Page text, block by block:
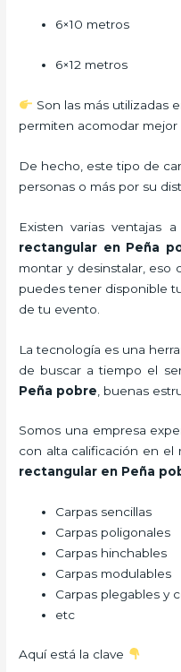
6×10 metros
6×12 metros
Son las más utilizadas
permiten acomodar mejor
De hecho, este tipo de
personas o más por su
Existen varias ventajas
rectangular en Peña
montar y desinstalar,
puedes tener disponible
de tu evento.
La tecnología es una
de buscar a tiempo el
Peña pobre , buenas
Somos una empresa
con alta calificación en el
rectangular en Peña
Carpas sencillas
Carpas poligonales
Carpas hinchables
Carpas modulables
Carpas plegables y
etc
Aquí está la clave